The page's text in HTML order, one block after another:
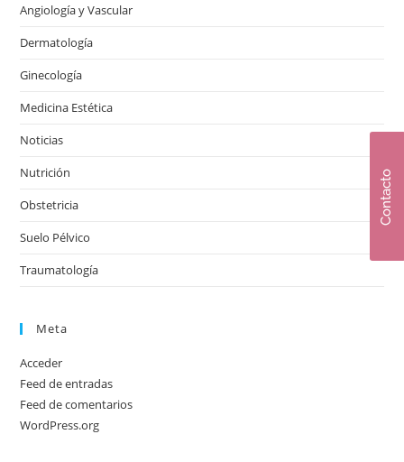
Contacto
Angiología y Vascular
Dermatología
Ginecología
Medicina Estética
Noticias
Nutrición
Obstetricia
Suelo Pélvico
Traumatología
Meta
Acceder
Feed de entradas
Feed de comentarios
WordPress.org